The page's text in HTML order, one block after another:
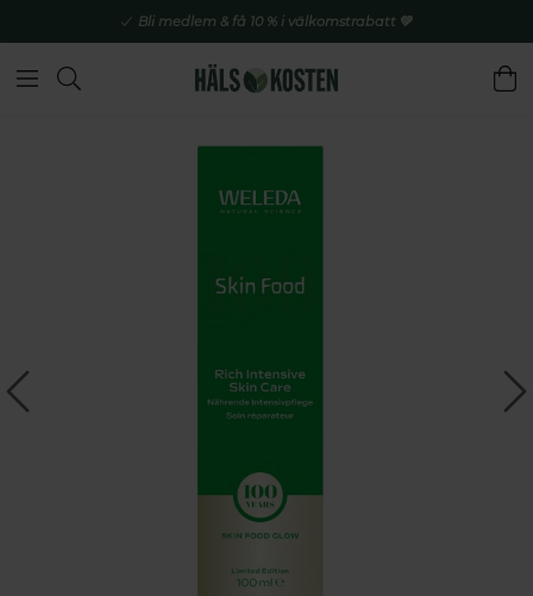
Bli medlem & få 10 % i välkomstrabatt 💚